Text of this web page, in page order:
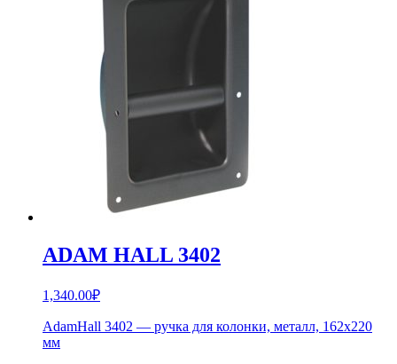
ADAM HALL 3402
1,340.00₽
AdamHall 3402 — ручка для колонки, металл, 162х220
мм